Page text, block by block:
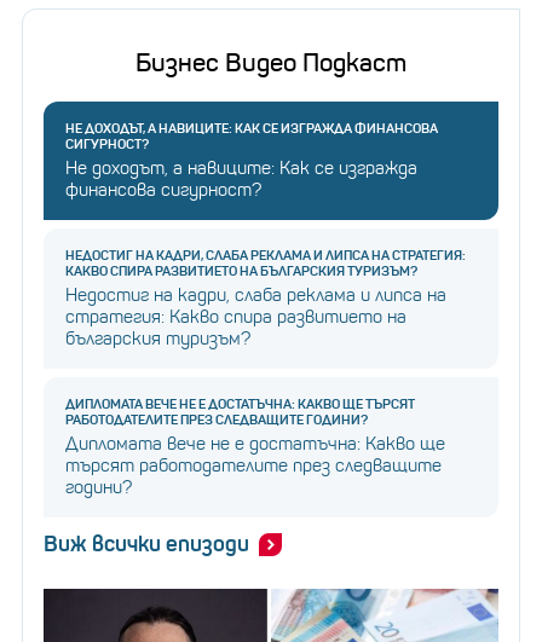
Бизнес Видео Подкаст
НЕ ДОХОДЪТ, А НАВИЦИТЕ: КАК СЕ ИЗГРАЖДА ФИНАНСОВА
СИГУРНОСТ?
Не доходът, а навиците: Как се изгражда
финансова сигурност?
НЕДОСТИГ НА КАДРИ, СЛАБА РЕКЛАМА И ЛИПСА НА СТРАТЕГИЯ:
КАКВО СПИРА РАЗВИТИЕТО НА БЪЛГАРСКИЯ ТУРИЗЪМ?
Недостиг на кадри, слаба реклама и липса на
стратегия: Какво спира развитието на
българския туризъм?
ДИПЛОМАТА ВЕЧЕ НЕ Е ДОСТАТЪЧНА: КАКВО ЩЕ ТЪРСЯТ
РАБОТОДАТЕЛИТЕ ПРЕЗ СЛЕДВАЩИТЕ ГОДИНИ?
Дипломата вече не е достатъчна: Какво ще
търсят работодателите през следващите
години?
Виж всички епизоди